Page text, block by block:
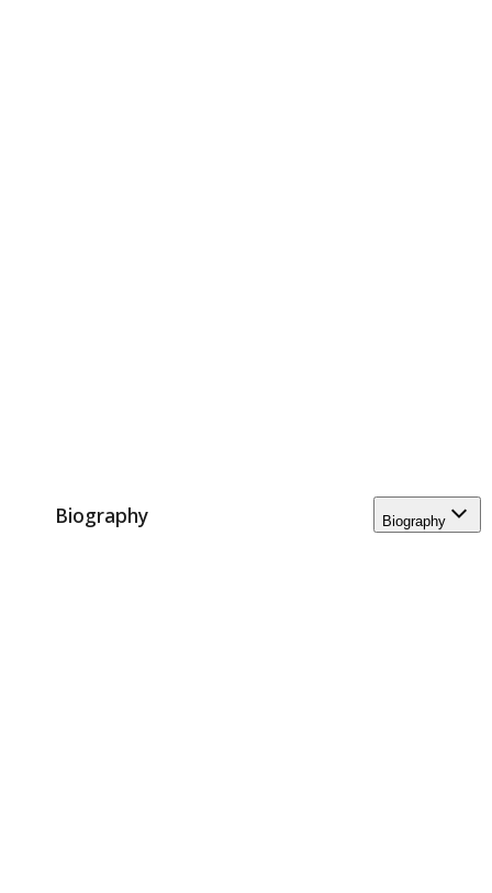
Biography Biography